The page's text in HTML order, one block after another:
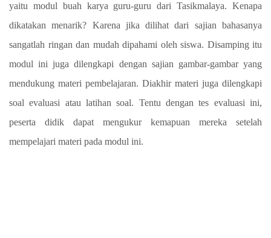
yaitu modul buah karya guru-guru dari Tasikmalaya. Kenapa
dikatakan menarik? Karena jika dilihat dari sajian bahasanya
sangatlah ringan dan mudah dipahami oleh siswa. Disamping itu
modul ini juga dilengkapi dengan sajian gambar-gambar yang
mendukung materi pembelajaran. Diakhir materi juga dilengkapi
soal evaluasi atau latihan soal. Tentu dengan tes evaluasi ini,
peserta didik dapat mengukur kemapuan mereka setelah
mempelajari materi pada modul ini.